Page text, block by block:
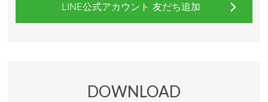
LINE公式アカウント 友だち追加
DOWNLOAD